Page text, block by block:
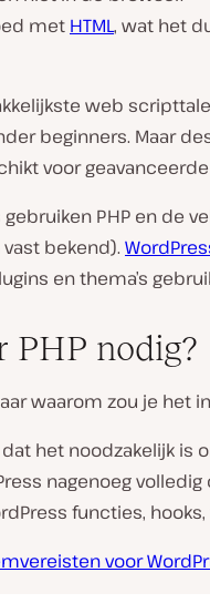
met HTML, wat het
web
beginners. Maar
voor
PHP en de
vast bekend).
en thema’s
PHP nodig?
waarom zou je het
het noodzakelijk is
nagenoeg volledig
functies, hooks,
voor